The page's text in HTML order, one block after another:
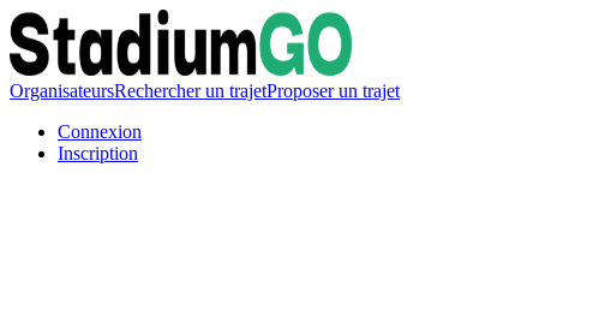
OrganisateursRechercher un trajetProposer un trajet
Connexion
Inscription